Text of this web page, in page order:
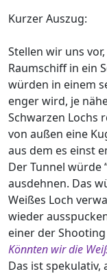
Kurzer Auszug:
Stellen wir uns
Raumschiff in ein
würden in einem
enger wird, je
Schwarzen Lochs
von außen eine
aus dem es einst
Der Tunnel würde
ausdehnen. Das
Weißes Loch
wieder
einer der
Könnten wir die
Das ist spekulativ,